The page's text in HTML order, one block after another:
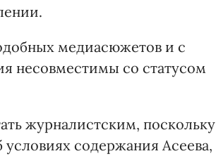
медиасюжетов и с
несовместимы со статусом
журналистским, поскольку
содержания Асеева,